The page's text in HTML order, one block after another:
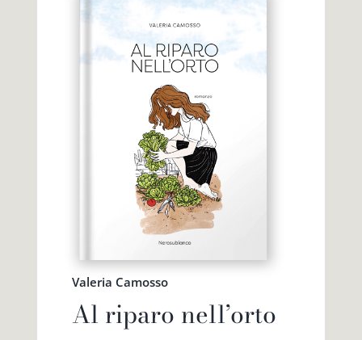
Valeria Camosso
Al riparo nell’orto